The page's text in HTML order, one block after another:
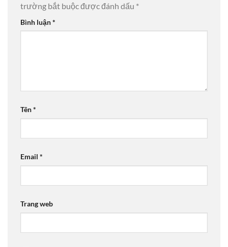
trường bắt buộc được đánh dấu *
Bình luận*
Tên*
Email *
Trang web